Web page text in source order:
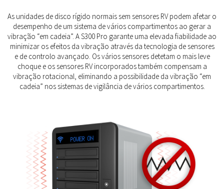
As unidades de disco rígido normais sem sensores RV podem afetar o
desempenho de um sistema de vários compartimentos ao gerar a
vibração “em cadeia”. A S300 Pro garante uma elevada fiabilidade ao
minimizar os efeitos da vibração através da tecnologia de sensores
e de controlo avançado. Os vários sensores detetam o mais leve
choque e os sensores RV incorporados também compensam a
vibração rotacional, eliminando a possibilidade da vibração “em
cadeia” nos sistemas de vigilância de vários compartimentos.